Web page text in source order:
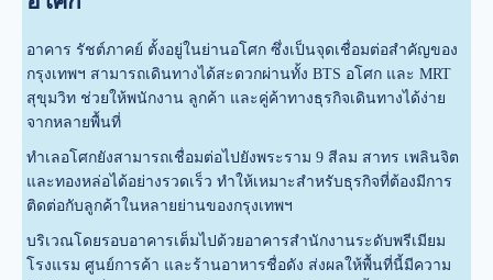
อาคาร รัชต์ภาคย์ ตั้งอยู่ในย่านอโศก ซึ่งเป็นจุดเชื่อมต่อสำคัญของ
กรุงเทพฯ สามารถเดินทางได้สะดวกผ่านทั้ง BTS อโศก และ MRT
สุขุมวิท ช่วยให้พนักงาน ลูกค้า และคู่ค้าทางธุรกิจเดินทางได้ง่าย
จากหลายพื้นที่
ทำเลอโศกยังสามารถเชื่อมต่อไปยังพระราม 9 สีลม สาทร เพลินจิต
และทองหล่อได้อย่างรวดเร็ว ทำให้เหมาะสำหรับธุรกิจที่ต้องมีการ
ติดต่อกับลูกค้าในหลายย่านของกรุงเทพฯ
บริเวณโดยรอบอาคารเต็มไปด้วยอาคารสำนักงานระดับพรีเมียม
โรงแรม ศูนย์การค้า และร้านอาหารชื่อดัง ส่งผลให้พื้นที่นี้มีความ